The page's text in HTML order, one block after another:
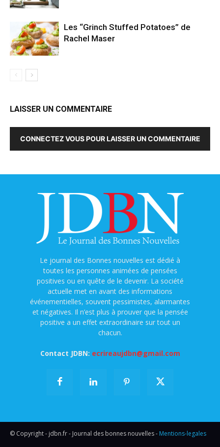
Les “Grinch Stuffed Potatoes” de
Rachel Maser
LAISSER UN COMMENTAIRE
CONNECTEZ VOUS POUR LAISSER UN COMMENTAIRE
Le journal des Bonnes nouvelles est dédié à
toutes les personnes animées de pensées
positives ou en quête de le devenir. La société
actuelle met en avant des informations
événementielles, souvent pessimistes, alarmantes
et négatives. Il n’est plus à prouver que la pensée
positive a un effet extraordinaire sur tout un
chacun.
Contact JDBN: ecrireaujdbn@gmail.com
© Copyright - jdbn.fr - Journal des bonnes nouvelles - Mentions-legales